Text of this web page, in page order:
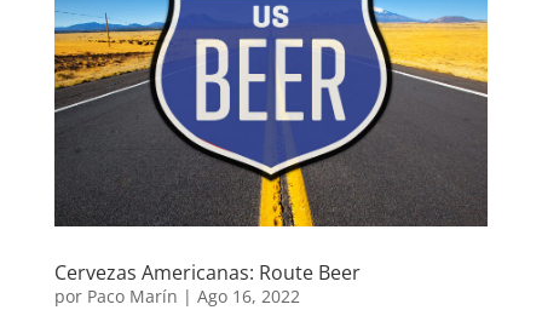
Cervezas Americanas: Route Beer
por Paco Marín | Ago 16, 2022